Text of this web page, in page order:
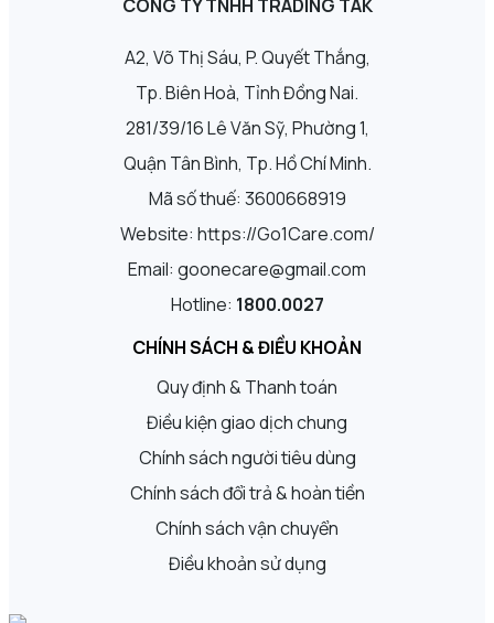
CÔNG TY TNHH TRADING TAK
A2, Võ Thị Sáu, P. Quyết Thắng,
Tp. Biên Hoà, Tỉnh Đồng Nai.
281/39/16 Lê Văn Sỹ, Phường 1,
Quận Tân Bình, Tp. Hồ Chí Minh.
Mã số thuế: 3600668919
Website: https://Go1Care.com/
Email: goonecare@gmail.com
Hotline: 1800.0027
CHÍNH SÁCH & ĐIỀU KHOẢN
Quy định & Thanh toán
Điều kiện giao dịch chung
Chính sách người tiêu dùng
Chính sách đổi trả & hoàn tiền
Chính sách vận chuyển
Điều khoản sử dụng